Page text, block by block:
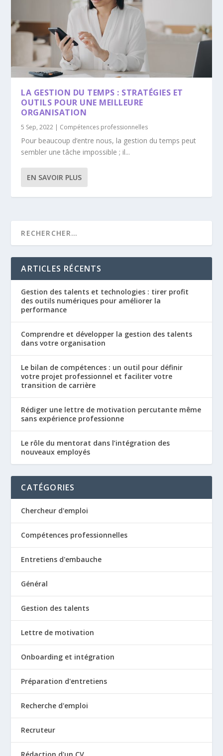
LA GESTION DU TEMPS : STRATÉGIES ET
OUTILS POUR UNE MEILLEURE
ORGANISATION
5 Sep, 2022 | Compétences professionnelles
Pour beaucoup d’entre nous, la gestion du temps peut
sembler une tâche impossible ; il...
EN SAVOIR PLUS
ARTICLES RÉCENTS
Gestion des talents et technologies : tirer profit
des outils numériques pour améliorer la
performance
Comprendre et développer la gestion des talents
dans votre organisation
Le bilan de compétences : un outil pour définir
votre projet professionnel et faciliter votre
transition de carrière
Rédiger une lettre de motivation percutante même
sans expérience professionne
Le rôle du mentorat dans l’intégration des
nouveaux employés
CATÉGORIES
Chercheur d'emploi
Compétences professionnelles
Entretiens d'embauche
Général
Gestion des talents
Lettre de motivation
Onboarding et intégration
Préparation d'entretiens
Recherche d'emploi
Recruteur